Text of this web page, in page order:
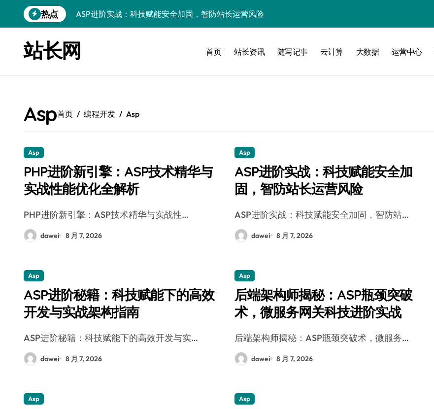
到
热点
ASP进阶实战：科技赋能安全加固，智防站长运营风险
后端架构师揭秘：ASP瓶颈突破术，微服务网关科技进阶实战
Windows精简运行库与高效架构设计
优化运行库，畅享Windows无障碍顺滑体验
Windows运行库管理与环境搭建实战
Windows嵌入式开发环境搭建与运行库优化
PHP进阶新引擎：ASP技术精华与实战性能优化全解析
站长网 首页 站长资讯 随写记事 云计算 大数据 运营中心
Asp首页 编程开发 Asp
Asp
PHP进阶新引擎：ASP技术精华与
实战性能优化全解析
PHP进阶新引擎：ASP技术精华与实战性…
dawei 8 月 7, 2026
Asp
ASP进阶实战：科技赋能安全加
固，智防站长运营风险
ASP进阶实战：科技赋能安全加固，智防站…
dawei 8 月 7, 2026
Asp
ASP进阶秘籍：科技赋能下的高效
开发与实战架构指南
ASP进阶秘籍：科技赋能下的高效开发与实…
dawei 8 月 7, 2026
Asp
后端架构师揭秘：ASP瓶颈突破
术，微服务网关科技进阶实战
后端架构师揭秘：ASP瓶颈突破术，微服务…
dawei 8 月 7, 2026
Asp Asp